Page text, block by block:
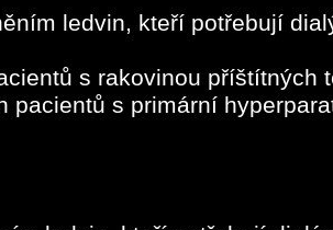
ledvin, kteří potřebují
s rakovinou příštítných
s primární